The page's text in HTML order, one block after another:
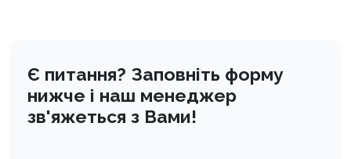
Є питання? Заповніть форму
нижче і наш менеджер
зв'яжеться з Вами!